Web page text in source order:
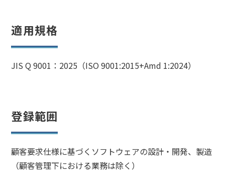
適用規格
JIS Q 9001： 2025（ISO 9001:2015+Amd 1:2024）
登録範囲
顧客要求仕様に基づくソフトウェアの設計・開発、製造
（顧客管理下における業務は除く）